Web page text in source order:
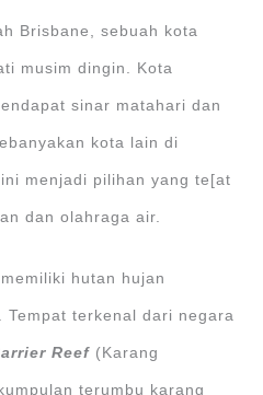
Brisbane, sebuah kota
musim dingin. Kota
sinar matahari dan
kota lain di
menjadi pilihan yang te[at
dan olahraga air.
hutan hujan
terkenal dari negara
Reef (Karang
terumbu karang